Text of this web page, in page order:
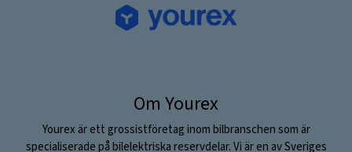
Om Yourex
Yourex är ett grossistföretag inom bilbranschen som är
specialiserade på bilelektriska reservdelar. Vi är en av Sveriges